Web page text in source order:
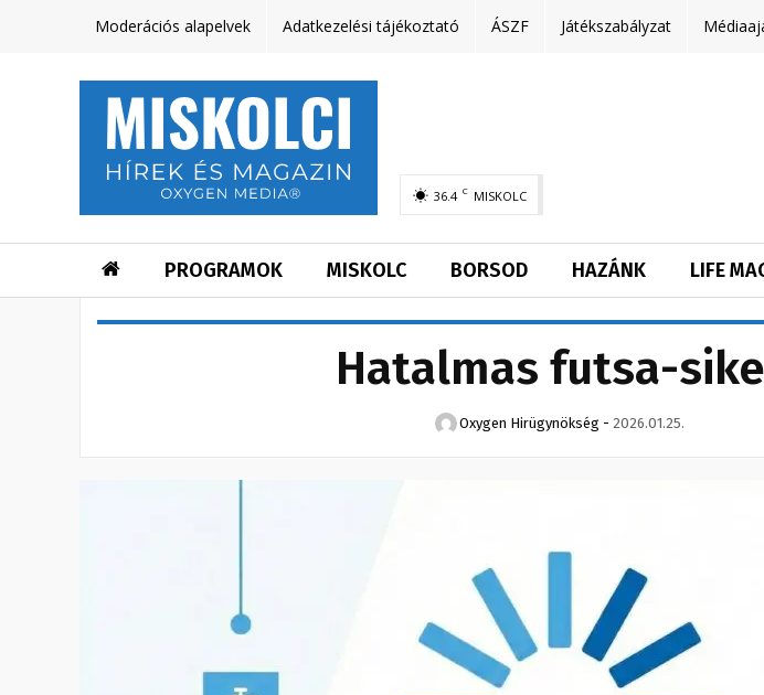
Moderációs alapelvek Adatkezelési tájékoztató ÁSZF Játékszabályzat
36.4 C MISKOLC
PROGRAMOK MISKOLC BORSOD HAZÁNK LIFE
Hatalmas futsa-
Oxygen Hirügynökség - 2026.01.25.